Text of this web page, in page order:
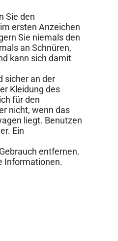
Sie den
ersten Anzeichen
Sie niemals den
an Schnüren,
kann sich damit
sicher an der
Kleidung des
für den
nicht, wenn das
liegt. Benutzen
Ein
entfernen.
Informationen.